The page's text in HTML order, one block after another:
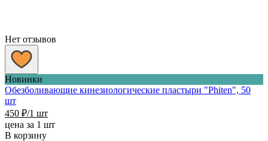
Нет отзывов
Новинки
Обезболивающие кинезиологические пластыри "Phiten", 50
шт
450 ₽/1 шт
цена за 1 шт
В корзину